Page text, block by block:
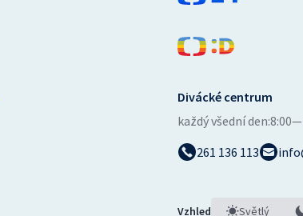
Divácké centrum
každý všední den:
261 136 113
Vzhled Světlý